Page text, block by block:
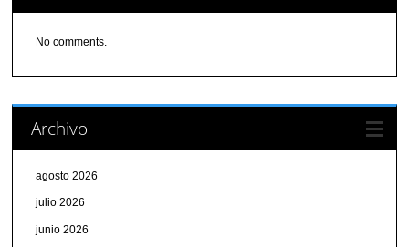
No comments.
Archivo
agosto 2026
julio 2026
junio 2026